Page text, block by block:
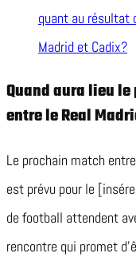
quant au résultat
Madrid et Cadix?
Quand aura lieu
entre le Real
Le prochain match
est prévu pour le
de football attendent
rencontre qui promet